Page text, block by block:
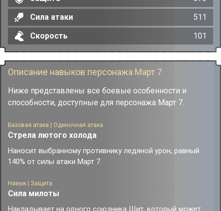
Сила атаки
511
Скорость
101
Описание навыков персонажа Март 7
Ниже представлены все боевые особенности и
способности, доступные для персонажа Март 7.
Базовая атака | Одиночная атака
Стрела лютого холода
Наносит выбранному противнику ледяной урон, равный
140% от силы атаки Март 7.
Навык | Защита
Сила милоты
Накладывает на одного союзника Щит, который может